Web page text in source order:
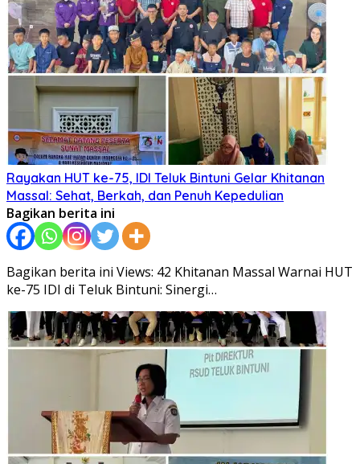
Rayakan HUT ke-75, IDI Teluk Bintuni Gelar Khitanan
Massal: Sehat, Berkah, dan Penuh Kepedulian
Bagikan berita ini
Bagikan berita ini Views: 42 Khitanan Massal Warnai HUT
ke-75 IDI di Teluk Bintuni: Sinergi…